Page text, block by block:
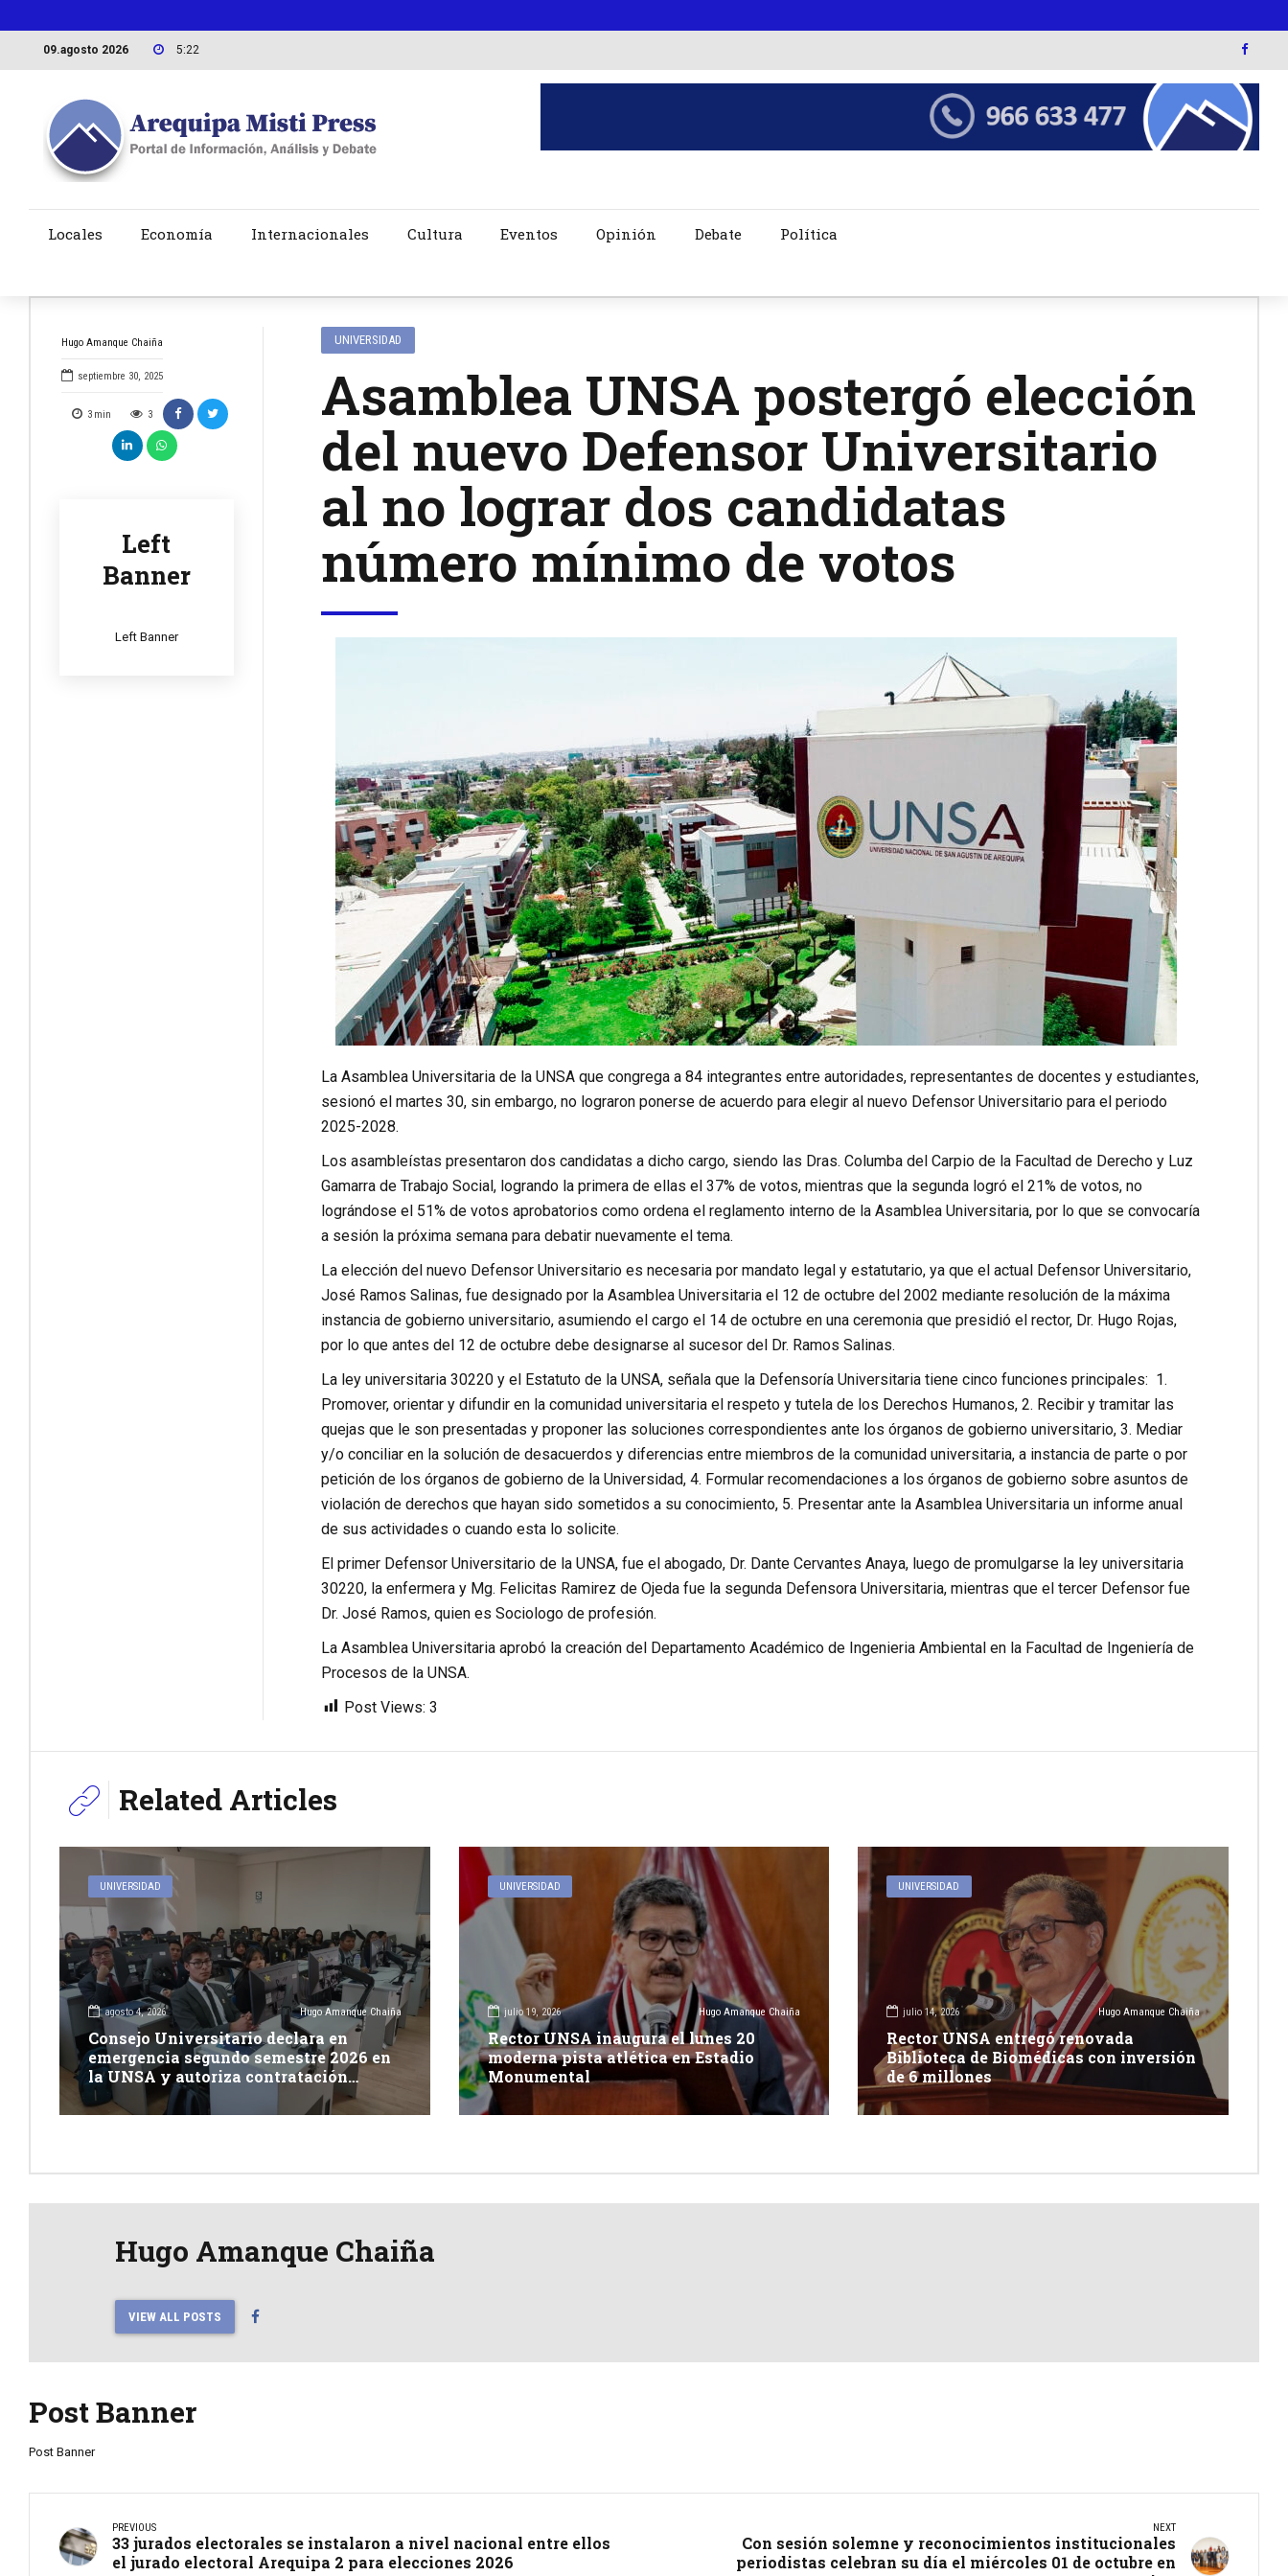
09.agosto 2026 5:22
Locales Economía Internacionales Cultura Eventos Opinión Debate Política
Hugo Amanque Chaiña
septiembre 30, 2025
3 min 3
Left
Banner
Left Banner
UNIVERSIDAD
Asamblea UNSA postergó elección
del nuevo Defensor Universitario
al no lograr dos candidatas
número mínimo de votos
La Asamblea Universitaria de la UNSA que congrega a 84 integrantes entre autoridades, representantes de docentes y estudiantes,
sesionó el martes 30, sin embargo, no lograron ponerse de acuerdo para elegir al nuevo Defensor Universitario para el periodo
2025-2028.
Los asambleístas presentaron dos candidatas a dicho cargo, siendo las Dras. Columba del Carpio de la Facultad de Derecho y Luz
Gamarra de Trabajo Social, logrando la primera de ellas el 37% de votos, mientras que la segunda logró el 21% de votos, no
lográndose el 51% de votos aprobatorios como ordena el reglamento interno de la Asamblea Universitaria, por lo que se convocaría
a sesión la próxima semana para debatir nuevamente el tema.
La elección del nuevo Defensor Universitario es necesaria por mandato legal y estatutario, ya que el actual Defensor Universitario,
José Ramos Salinas, fue designado por la Asamblea Universitaria el 12 de octubre del 2002 mediante resolución de la máxima
instancia de gobierno universitario, asumiendo el cargo el 14 de octubre en una ceremonia que presidió el rector, Dr. Hugo Rojas,
por lo que antes del 12 de octubre debe designarse al sucesor del Dr. Ramos Salinas.
La ley universitaria 30220 y el Estatuto de la UNSA, señala que la Defensoría Universitaria tiene cinco funciones principales: 1.
Promover, orientar y difundir en la comunidad universitaria el respeto y tutela de los Derechos Humanos, 2. Recibir y tramitar las
quejas que le son presentadas y proponer las soluciones correspondientes ante los órganos de gobierno universitario, 3. Mediar
y/o conciliar en la solución de desacuerdos y diferencias entre miembros de la comunidad universitaria, a instancia de parte o por
petición de los órganos de gobierno de la Universidad, 4. Formular recomendaciones a los órganos de gobierno sobre asuntos de
violación de derechos que hayan sido sometidos a su conocimiento, 5. Presentar ante la Asamblea Universitaria un informe anual
de sus actividades o cuando esta lo solicite.
El primer Defensor Universitario de la UNSA, fue el abogado, Dr. Dante Cervantes Anaya, luego de promulgarse la ley universitaria
30220, la enfermera y Mg. Felicitas Ramirez de Ojeda fue la segunda Defensora Universitaria, mientras que el tercer Defensor fue
Dr. José Ramos, quien es Sociologo de profesión.
La Asamblea Universitaria aprobó la creación del Departamento Académico de Ingenieria Ambiental en la Facultad de Ingeniería de
Procesos de la UNSA.
Post Views: 3
Related Articles
UNIVERSIDAD
agosto 4, 2026 Hugo Amanque Chaiña
Consejo Universitario declara en
emergencia segundo semestre 2026 en
la UNSA y autoriza contratación
excepcional de docentes
UNIVERSIDAD
julio 19, 2026 Hugo Amanque Chaiña
Rector UNSA inaugura el lunes 20
moderna pista atlética en Estadio
Monumental
UNIVERSIDAD
julio 14, 2026 Hugo Amanque Chaiña
Rector UNSA entregó renovada
Biblioteca de Biomédicas con inversión
de 6 millones
Hugo Amanque Chaiña
VIEW ALL POSTS
Post Banner
Post Banner
PREVIOUS
33 jurados electorales se instalaron a nivel nacional entre ellos
el jurado electoral Arequipa 2 para elecciones 2026
NEXT
Con sesión solemne y reconocimientos institucionales
periodistas celebran su día el miércoles 01 de octubre en